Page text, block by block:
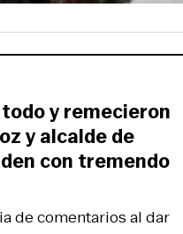
de comentarios al dar
y remecieron
y alcalde de
con tremendo